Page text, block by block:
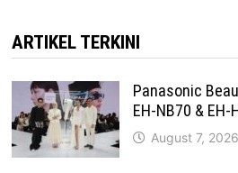
ARTIKEL TERKINI
Panasonic
EH-NB70 & EH-
August 7, 2026